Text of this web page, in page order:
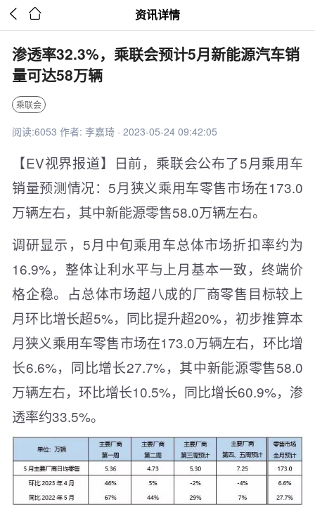
  资讯详情
渗透率32.3%，乘联会预计5月新能源汽车销
量可达58万辆
乘联会
阅读:6053 作者: 李嘉琦 · 2023-05-24 09:42:05
【EV视界报道】日前，乘联会公布了5月乘用车
销量预测情况：5月狭义乘用车零售市场在173.0
万辆左右，其中新能源零售58.0万辆左右。
调研显示，5月中旬乘用车总体市场折扣率约为
16.9%，整体让利水平与上月基本一致，终端价
格企稳。占总体市场超八成的厂商零售目标较上
月环比增长超5%，同比提升超20%，初步推算本
月狭义乘用车零售市场在173.0万辆左右，环比增
长6.6%，同比增长27.7%，其中新能源零售58.0
万辆左右，环比增长10.5%，同比增长60.9%，渗
透率约33.5%。